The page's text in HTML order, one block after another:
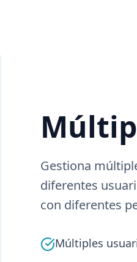
Gestiona
diferentes
con diferentes
Múltiples